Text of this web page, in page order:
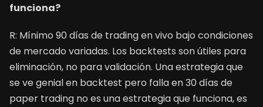
funciona?
R: Mínimo 90 días de trading en vivo bajo condiciones
de mercado variadas. Los backtests son útiles para
eliminación, no para validación. Una estrategia que
se ve genial en backtest pero falla en 30 días de
paper trading no es una estrategia que funciona, es